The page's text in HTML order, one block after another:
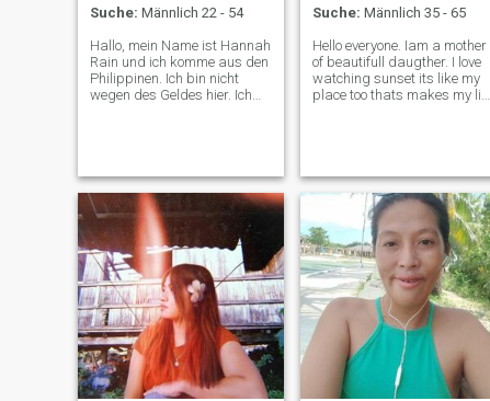
Suche: Männlich 22 - 54
Hallo, mein Name ist Hannah
Rain und ich komme aus den
Philippinen. Ich bin nicht
wegen des Geldes hier. Ich
Bar & Seascape in Moalboal.
Was für ein Mensch bin ich?
Ich bin eine wirklich einfache,
ehrliche, freundliche,
gutherzige und
bodenständige Frau. Ich bin
sehr an Kinder gebunden; sie
haben einen besonderen
Platz in meinem Herzen.
Was ist mein Hobby? Ich
mochte es so sehr, zu singen!
"Das Leben ist kurz;
entscheide dich dafür,
glücklich zu sein.
Suche: Männlich 35 - 65
Hello everyone. Iam a mother
of beautifull daugther. I love
watching sunset its like my
place too thats makes my life
body more healthy